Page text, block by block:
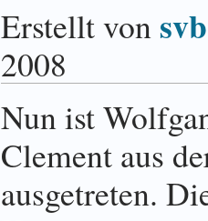
Erstellt vonsvb
2008
Nun ist
Clement aus
ausgetreten.